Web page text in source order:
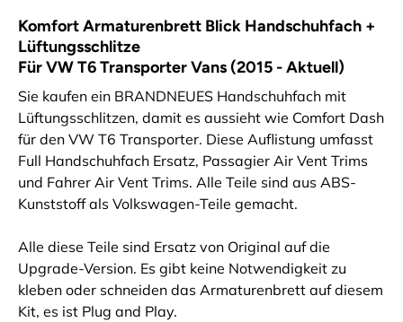
Komfort Armaturenbrett Blick Handschuhfach +
Lüftungsschlitze
Für VW T6 Transporter Vans (2015 - Aktuell)
Sie kaufen ein BRANDNEUES Handschuhfach mit
Lüftungsschlitzen, damit es aussieht wie Comfort Dash
für den VW T6 Transporter. Diese Auflistung umfasst
Full Handschuhfach Ersatz, Passagier Air Vent Trims
und Fahrer Air Vent Trims. Alle Teile sind aus ABS-
Kunststoff als Volkswagen-Teile gemacht.
Alle diese Teile sind Ersatz von Original auf die
Upgrade-Version. Es gibt keine Notwendigkeit zu
kleben oder schneiden das Armaturenbrett auf diesem
Kit, es ist Plug and Play.